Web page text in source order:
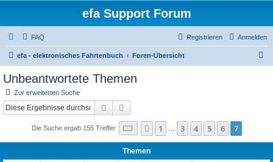
efa Support Forum
FAQ Anmelden
Registrieren
efa - elektronisches Fahrtenbuch Foren-Übersicht
Unbeantwortete Themen
Zur erweiterten Suche
Suche
Die Suche ergab 155 Treffer Seite von 7
Vorherige
1 3 4 5 6 7
Themen